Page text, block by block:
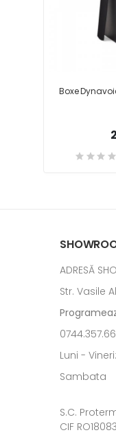
ADRESĂ
Str. Vasile
Luni -
Sambata
S.C.
CIF